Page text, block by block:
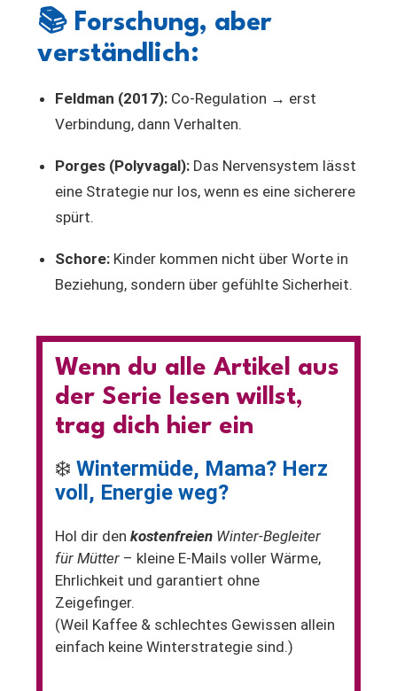
📚 Forschung, aber
verständlich:
Feldman (2017): Co-Regulation → erst
Verbindung, dann Verhalten.
Porges (Polyvagal): Das Nervensystem lässt
eine Strategie nur los, wenn es eine sicherere
spürt.
Schore: Kinder kommen nicht über Worte in
Beziehung, sondern über gefühlte Sicherheit.
Wenn du alle Artikel aus
der Serie lesen willst,
trag dich hier ein
❄️ Wintermüde, Mama? Herz
voll, Energie weg?
Hol dir den kostenfreien Winter-Begleiter
für Mütter – kleine E-Mails voller Wärme,
Ehrlichkeit und garantiert ohne
Zeigefinger.
(Weil Kaffee & schlechtes Gewissen allein
einfach keine Winterstrategie sind.)